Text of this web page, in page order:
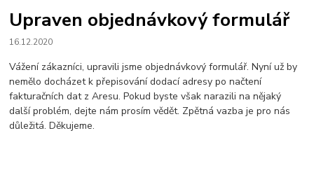
Upraven objednávkový formulář
16.12.2020
Vážení zákazníci, upravili jsme objednávkový formulář. Nyní už by
nemělo docházet k přepisování dodací adresy po načtení
fakturačních dat z Aresu. Pokud byste však narazili na nějaký
další problém, dejte nám prosím vědět. Zpětná vazba je pro nás
důležitá. Děkujeme.